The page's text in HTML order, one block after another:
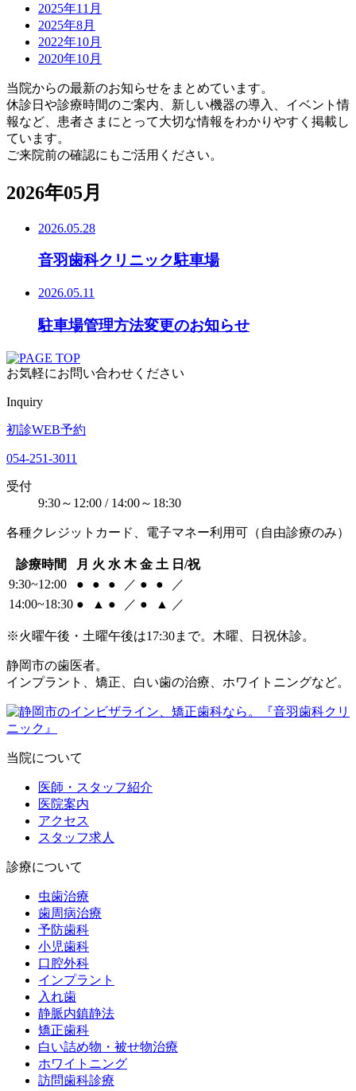
2025年11月
2025年8月
2022年10月
2020年10月
当院からの最新のお知らせをまとめています。
休診日や診療時間のご案内、新しい機器の導入、イベント情
報など、患者さまにとって大切な情報をわかりやすく掲載し
ています。
ご来院前の確認にもご活用ください。
2026年05月
2026.05.28
音羽歯科クリニック駐車場
2026.05.11
駐車場管理方法変更のお知らせ
お気軽にお問い合わせください
Inquiry
初診WEB予約
054-251-3011
受付
9:30～12:00 / 14:00～18:30
各種クレジットカード、電子マネー利用可（自由診療のみ）
診療時間 月 火 水 木 金 土 日/祝
9:30~12:00
● ● ● ／ ● ●
／
14:00~18:30 ● ▲ ● ／ ● ▲ ／
※火曜午後・土曜午後は17:30まで。木曜、日祝休診。
静岡市の歯医者。
インプラント、矯正、白い歯の治療、ホワイトニングなど。
当院について
医師・スタッフ紹介
医院案内
アクセス
スタッフ求人
診療について
虫歯治療
歯周病治療
予防歯科
小児歯科
口腔外科
インプラント
入れ歯
静脈内鎮静法
矯正歯科
白い詰め物・被せ物治療
ホワイトニング
訪問歯科診療